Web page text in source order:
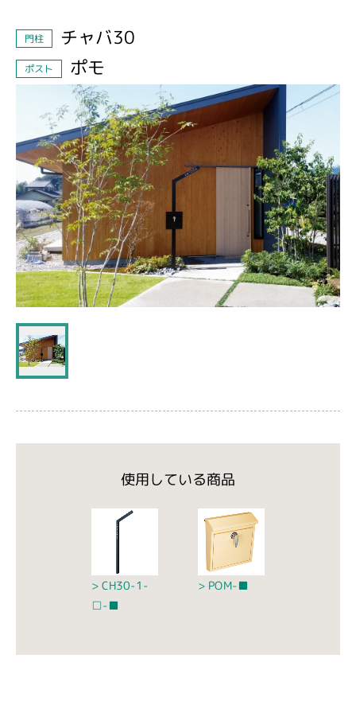
門柱 チャバ30
ポスト ポモ
使用している商品
CH30-1-
□-■
POM-■